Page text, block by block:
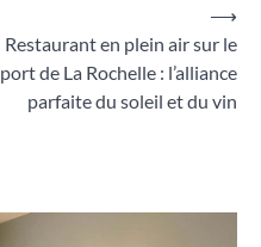
Restaurant en plein air sur le
port de La Rochelle : l’alliance
parfaite du soleil et du vin
⟶